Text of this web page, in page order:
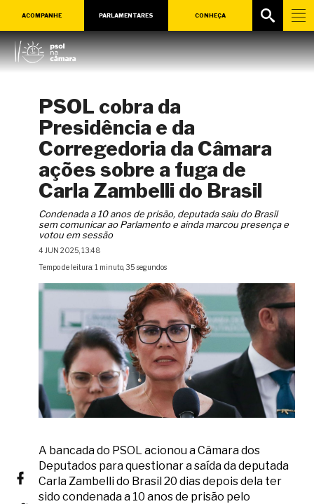
ACOMPANHE PARLAMENTARES CONHEÇA
PSOL cobra da
Presidência e da
Corregedoria da Câmara
ações sobre a fuga de
Carla Zambelli do Brasil
Condenada a 10 anos de prisão, deputada saiu do Brasil
sem comunicar ao Parlamento e ainda marcou presença e
votou em sessão
4 JUN 2025, 13:48
Tempo de leitura: 1 minuto, 35 segundos
A bancada do PSOL acionou a Câmara dos
Deputados para questionar a saída da deputada
Carla Zambelli do Brasil 20 dias depois dela ter
sido condenada a 10 anos de prisão pelo